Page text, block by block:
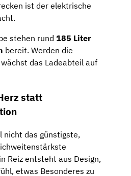
ist der elektrische
stehen rund 185 Liter
bereit. Werden die
das Ladeabteil auf
statt
nicht das günstigste,
Reiz entsteht aus Design,
etwas Besonderes zu